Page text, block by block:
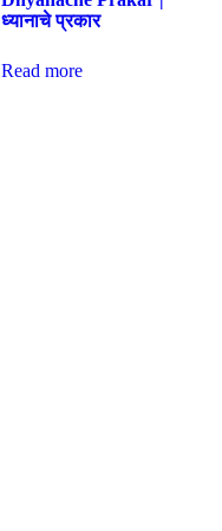
ध्यानाचे प्रकार
Read more